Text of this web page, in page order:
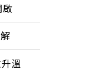
啟
溫